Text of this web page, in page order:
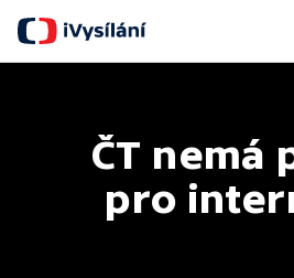
ČT nemá
pro